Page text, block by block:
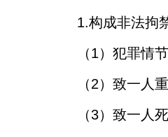
1.构成非法拘
（1）犯罪情
（2）致一人
（3）致一人